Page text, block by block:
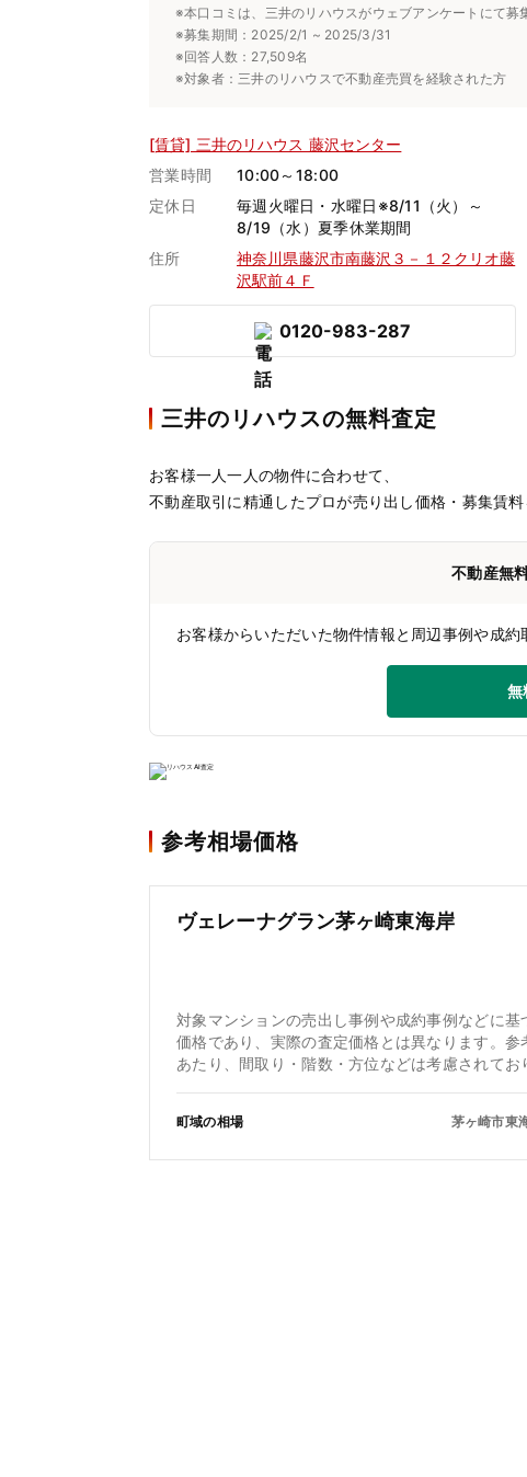
※本口コミは、三井のリハウスがウェブアンケートにて募
※募集期間：2025/2/1 ~ 2025/3/31
※回答人数：27,509名
※対象者：三井のリハウスで不動産売買を経験された方
[賃貸] 三井のリハウス 藤沢センター
営業時間
10:00～18:00
定休日
毎週火曜日・水曜日※8/11（火）～
8/19（水）夏季休業期間
住所
神奈川県藤沢市南藤沢３－１２クリオ藤
沢駅前４Ｆ
0120-983-287
三井のリハウスの無料査定
お客様一人一人の物件に合わせて、
不動産取引に精通したプロが売り出し価格・募集賃料
不動産無
お客様からいただいた物件情報と周辺事例や成
無
参考相場価格
ヴェレーナグラン茅ヶ崎東海岸
対象マンションの売出し事例や成約事例などに基
価格であり、実際の査定価格とは異なります。参
あたり、間取り・階数・方位などは考慮されてお
町域の相場 茅ヶ崎市東